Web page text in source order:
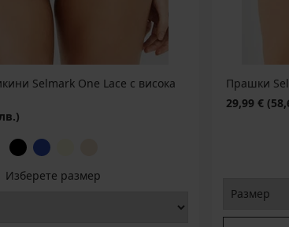
Selmark One Lace с висока
Изберете размер
Прашки
29,99 €